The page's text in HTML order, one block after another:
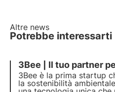
Altre news
Potrebbe interessarti
3Bee | Il tuo partner
3Bee è la prima startup
la sostenibilità